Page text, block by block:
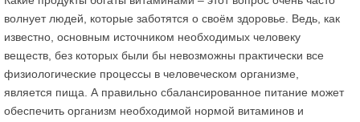
волнует людей, которые заботятся о своём здоровье. Ведь, как
известно, основным источником необходимых человеку
веществ, без которых были бы невозможны практически все
физиологические процессы в человеческом организме,
является пища. А правильно сбалансированное питание может
обеспечить организм необходимой нормой витаминов и